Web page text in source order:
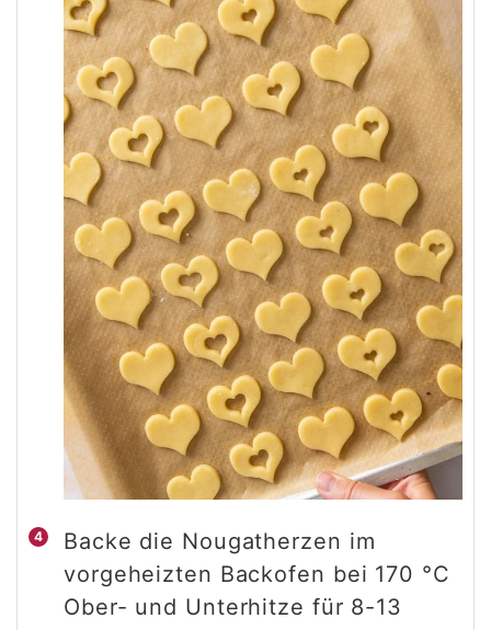
Backe die Nougatherzen im
vorgeheizten Backofen bei 170 °C
Ober- und Unterhitze für 8-13